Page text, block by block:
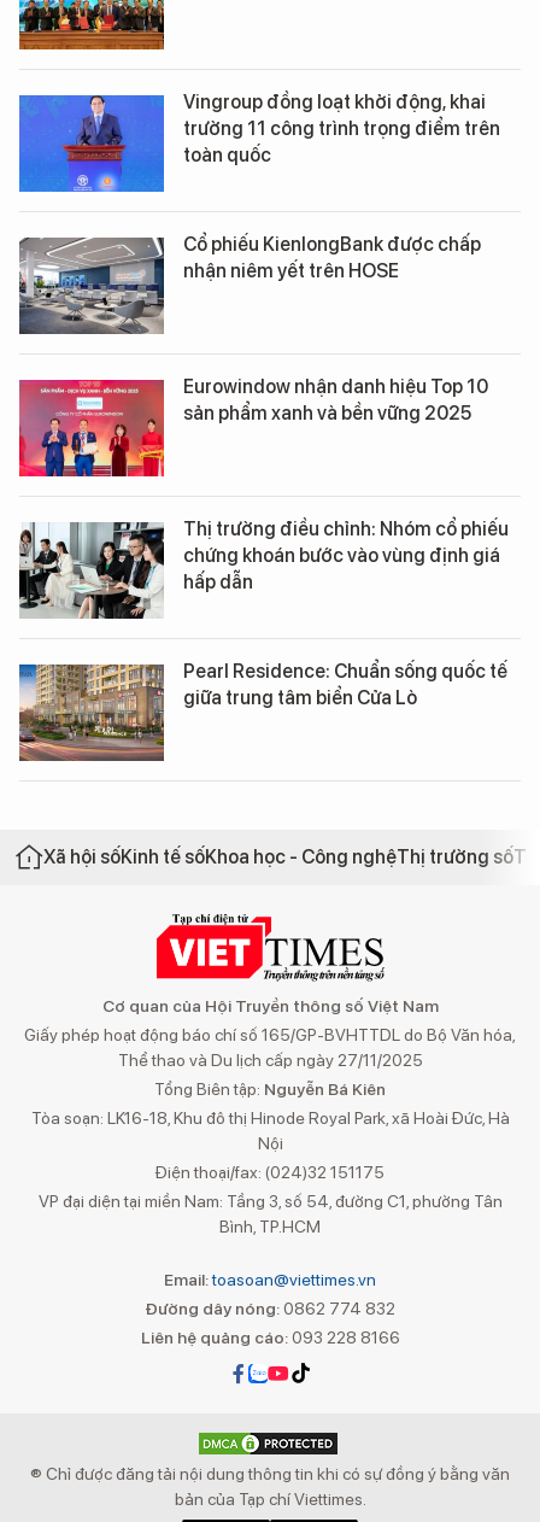
Vingroup đồng loạt khởi động, khai
trường 11 công trình trọng điểm trên
toàn quốc
Cổ phiếu KienlongBank được chấp
nhận niêm yết trên HOSE
Eurowindow nhận danh hiệu Top 10
sản phẩm xanh và bền vững 2025
Thị trường điều chỉnh: Nhóm cổ phiếu
chứng khoán bước vào vùng định giá
hấp dẫn
Pearl Residence: Chuẩn sống quốc tế
giữa trung tâm biển Cửa Lò
Xã hội sốKinh tế sốKhoa học - Công nghệThị trường số
Cơ quan của Hội Truyền thông số Việt Nam
Giấy phép hoạt động báo chí số 165/GP-BVHTTDL do Bộ Văn hóa,
Thể thao và Du lịch cấp ngày 27/11/2025
Tổng Biên tập: Nguyễn Bá Kiên
Tòa soạn: LK16-18, Khu đô thị Hinode Royal Park, xã Hoài Đức, Hà
Nội
Điện thoại/fax: (024)32 151175
VP đại diện tại miền Nam: Tầng 3, số 54, đường C1, phường Tân
Bình, TP.HCM
Email:toasoan@viettimes.vn
Đường dây nóng: 0862 774 832
Liên hệ quảng cáo:093 228 8166
® Chỉ được đăng tải nội dung thông tin khi có sự đồng ý bằng văn
bản của Tạp chí Viettimes.